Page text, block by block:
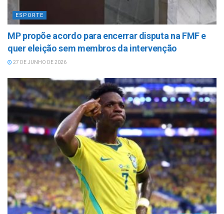
ESPORTE
MP propõe acordo para encerrar disputa na FMF e
quer eleição sem membros da intervenção
27 DE JUNHO DE 2026